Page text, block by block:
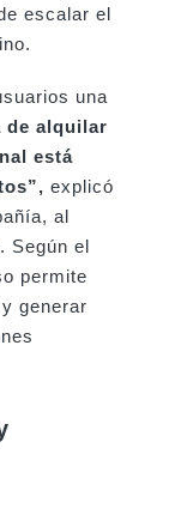
escalar el
una
de alquilar
está
explicó
al
Según el
permite
generar